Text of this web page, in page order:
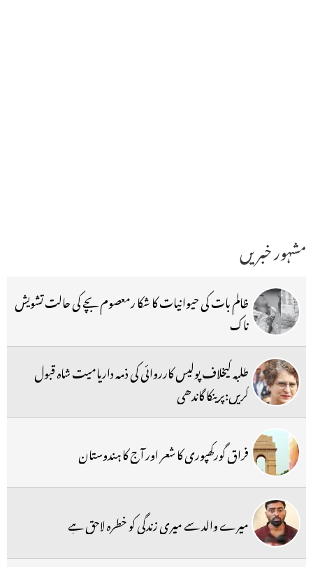
مشہور خبریں
ظالم بات کی حیوانیات کا شکا رمعصوم بچے کی حالت تشویش
ناک
طلبہ کیخلاف پولیس کارروائی کی ذمہ داریامیت شاہ قبول
کریں:پرینکا گاندھی
فراق گورکھپوری کا شعر اور آج کا ہندوستان
میرے والد سے میری زندگی کو خطرہ لاحق ہے